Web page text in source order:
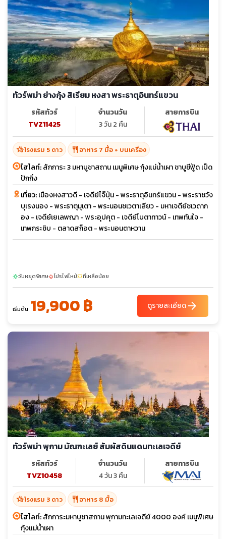
ทัวร์พม่า ย่างกุ้ง สิเรียม หงสา พระธาตุอินทร์แขวน
รหัสทัวร์
TVZ11425
จำนวนวัน
3 วัน 2 คืน
สายการบิน
hotel_classโรงแรม 5 ดาว restaurant อาหาร 7 มื้อ + บนเครื่อง
ไฮไลท์:สักการะ 3 มหาบูชาสถาน เมนูพิเศษ กุ้งแม่น้ำเผา ชาบูซีฟู้ด เป็ด
ปักกิ่ง
เที่ยว:เมืองหงสาวดี - เจดีย์ไจ๊ปุ่น - พระธาตุอินทร์แขวน - พระราชวัง
บุเรงนอง - พระธาตุมุเตา - พระนอนชเวตาเลียว - มหาเจดีย์ชเวดาก
อง - เจดีย์เยเลพญา - พระอุปคุต - เจดีย์โบตาทาวน์ - เทพทันใจ -
เทพกระซิบ - ตลาดสก็อต - พระนอนตาหวาน
sunnyวันหยุดพิเศษlocal_fire_departmentโปรไฟไหม้confirmation_numberที่เหลือน้อย
เริ่มต้น 19,900 ฿ ดูรายละเอียดarrow_forward
ทัวร์พม่า พุกาม มัณฑะเลย์ สัมผัสดินแดนทะเลเจดีย์
รหัสทัวร์
TVZ10458
จำนวนวัน
4 วัน 3 คืน
สายการบิน
hotel_classโรงแรม 3 ดาว restaurant อาหาร 8 มื้อ
ไฮไลท์:สักการะมหาบูชาสถาน พุกามทะเลเจดีย์ 4000 องค์ เมนูพิเศษ
กุ้งแม่น้ำเผา